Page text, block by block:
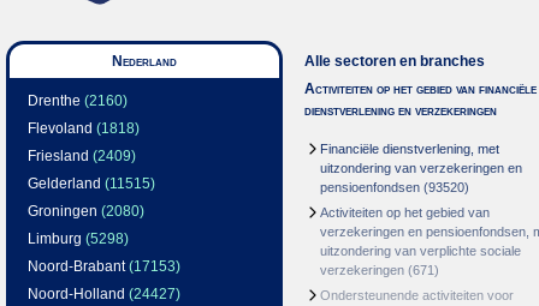
Nederland
Drenthe (2160)
Flevoland (1818)
Friesland (2409)
Gelderland (11515)
Groningen (2080)
Limburg (5298)
Noord-Brabant(17153)
Noord-Holland (24427)
Alle sectoren en branches
Activiteiten op het gebied van financiële
dienstverlening en verzekeringen
Financiële dienstverlening, met
uitzondering van verzekeringen en
pensioenfondsen (93520)
Activiteiten op het gebied van
verzekeringen en pensioenfondsen,
uitzondering van verplichte sociale
verzekeringen (671)
Ondersteunende activiteiten voor